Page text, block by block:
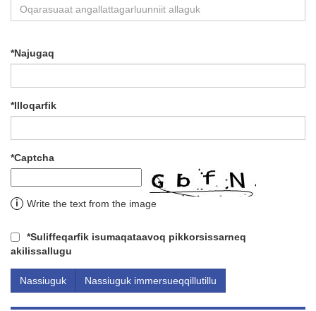
*Najugaq
*Illoqarfik
*Captcha
i Write the text from the image
*Suliffeqarfik isumaqataavoq pikkorsissarneq
akilissallugu